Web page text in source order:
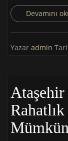
Devamını
Yazar admin